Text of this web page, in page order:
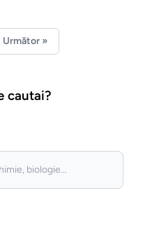
Următor »
cautai?